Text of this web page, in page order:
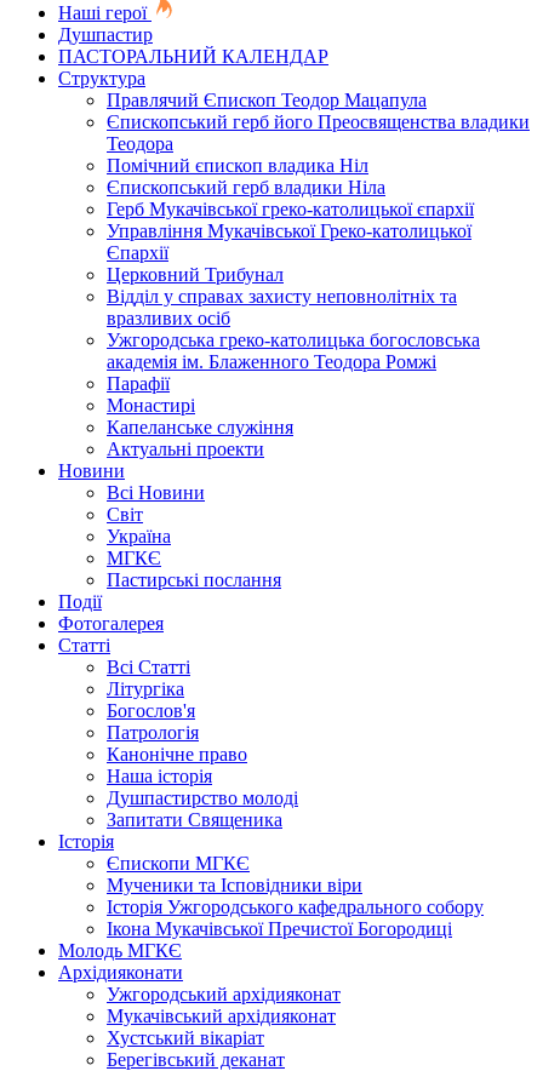
Наші герої
Душпастир
ПАСТОРАЛЬНИЙ КАЛЕНДАР
Структура
Правлячий Єпископ Теодор Мацапула
Єпископський герб його Преосвященства владики
Теодора
Помічний єпископ владика Ніл
Єпископський герб владики Ніла
Герб Мукачівської греко-католицької єпархії
Управління Мукачівської Греко-католицької
Єпархії
Церковний Трибунал
Відділ у справах захисту неповнолітніх та
вразливих осіб
Ужгородська греко-католицька богословська
академія ім. Блаженного Теодора Ромжі
Парафії
Монастирі
Капеланське служіння
Актуальні проекти
Новини
Всі Новини
Світ
Україна
МГКЄ
Пастирські послання
Події
Фотогалерея
Статті
Всі Статті
Літургіка
Богослов'я
Патрологія
Канонічне право
Наша історія
Душпастирство молоді
Запитати Священика
Історія
Єпископи МГКЄ
Мученики та Ісповідники віри
Історія Ужгородського кафедрального собору
Ікона Мукачівської Пречистої Богородиці
Молодь МГКЄ
Архідияконати
Ужгородський архідияконат
Мукачівський архідияконат
Хустський вікаріат
Берегівський деканат